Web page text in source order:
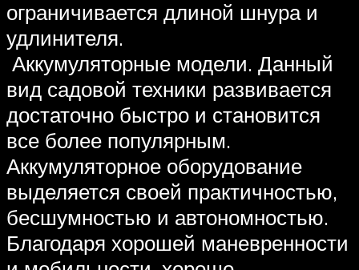
ограничивается длиной шнура и
удлинителя.
Аккумуляторные модели. Данный
вид садовой техники развивается
достаточно быстро и становится
все более популярным.
Аккумуляторное оборудование
выделяется своей практичностью,
бесшумностью и автономностью.
Благодаря хорошей маневренности